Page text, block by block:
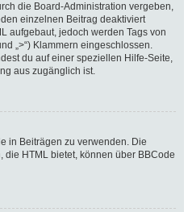
die Board-Administration vergeben,
einzelnen Beitrag deaktiviert
aufgebaut, jedoch werden Tags von
„>“) Klammern eingeschlossen.
du auf einer speziellen Hilfe-Seite,
aus zugänglich ist.
in Beiträgen zu verwenden. Die
HTML bietet, können über BBCode